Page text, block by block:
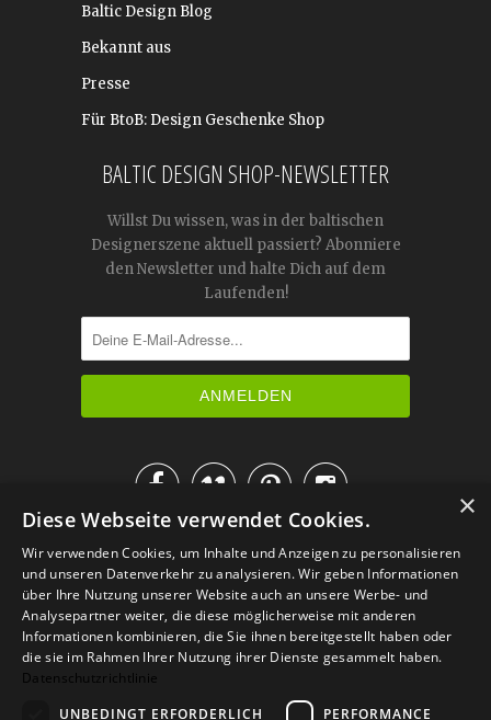
Baltic Design Blog
Bekannt aus
Presse
Für BtoB: Design Geschenke Shop
BALTIC DESIGN SHOP-NEWSLETTER
Willst Du wissen, was in der baltischen
Designerszene aktuell passiert? Abonniere
den Newsletter und halte Dich auf dem
Laufenden!

IM KATALOG BLÄTTERN
×
Diese Webseite verwendet Cookies.
Wir verwenden Cookies, um Inhalte und Anzeigen zu personalisieren
und unseren Datenverkehr zu analysieren. Wir geben Informationen
über Ihre Nutzung unserer Website auch an unsere Werbe- und
Analysepartner weiter, die diese möglicherweise mit anderen
Informationen kombinieren, die Sie ihnen bereitgestellt haben oder
die sie im Rahmen Ihrer Nutzung ihrer Dienste gesammelt haben.
Datenschutzrichtlinie
UNBEDINGT ERFORDERLICH
PERFORMANCE